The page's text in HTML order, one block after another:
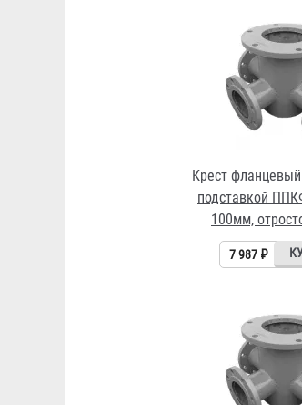
Крест
подставкой
100мм,
7 987 ₽